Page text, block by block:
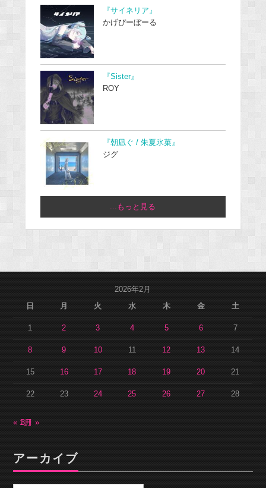
『サイネリア』
かげぴーぼーる
『Sister』
ROY
『朝凪ぐ / 朱夏氷菓』
ジグ
...もっと見る
2026年2月
日
月 火 水 木 金 土
1 2 3 4 5 6 7
8 9 10 11 12 13 14
15 16 17 18 19 20 21
22 23 24 25 26 27 28
« 1月3月 »
アーカイブ